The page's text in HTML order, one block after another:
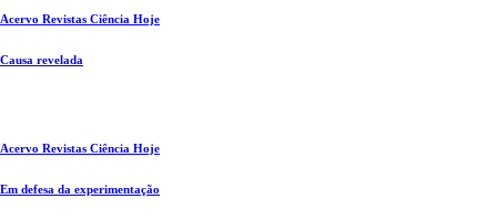
Acervo Revistas Ciência Hoje
Causa revelada
Acervo Revistas Ciência Hoje
Em defesa da experimentação